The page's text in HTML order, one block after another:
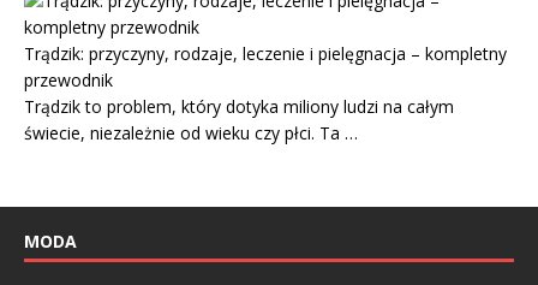
Trądzik: przyczyny, rodzaje, leczenie i pielęgnacja – kompletny
przewodnik
Trądzik to problem, który dotyka miliony ludzi na całym
świecie, niezależnie od wieku czy płci. Ta …
MODA